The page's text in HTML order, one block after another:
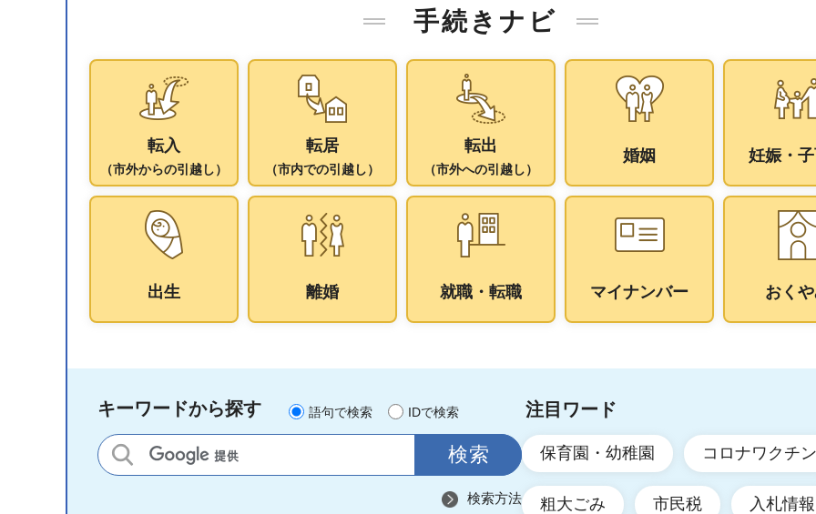
手続きナビ
転入
（市外からの引越し）
転居
（市内での引越し）
転出
（市外への引越し）
婚姻 妊娠・
出生 離婚 就職・転職 マイナンバー おく
キーワードから探す 語句で検索 IDで検索
サイト内検索
検索方法
注目ワード
保育園・幼稚園 コロナワクチン
粗大ごみ 市民税 入札情報